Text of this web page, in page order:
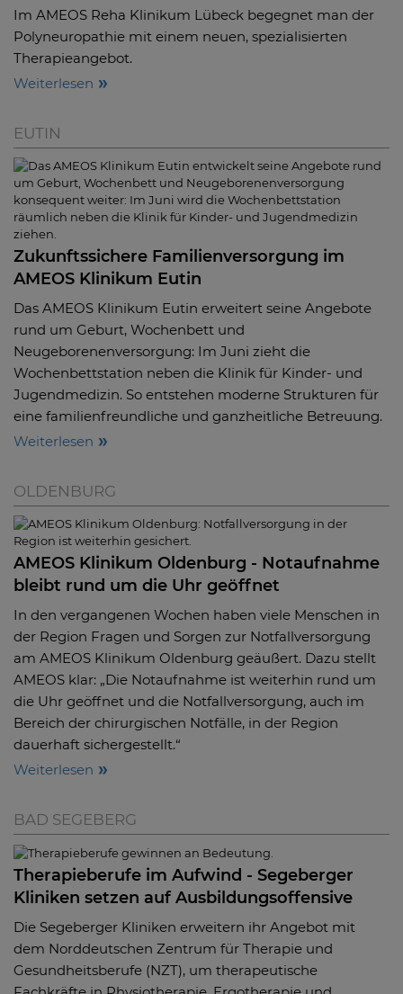
Im AMEOS Reha Klinikum Lübeck begegnet man der
Polyneuropathie mit einem neuen, spezialisierten
Therapieangebot.
Weiterlesen
EUTIN
Zukunftssichere Familienversorgung im
AMEOS Klinikum Eutin
Das AMEOS Klinikum Eutin erweitert seine Angebote
rund um Geburt, Wochenbett und
Neugeborenenversorgung: Im Juni zieht die
Wochenbettstation neben die Klinik für Kinder- und
Jugendmedizin. So entstehen moderne Strukturen für
eine familienfreundliche und ganzheitliche Betreuung.
Weiterlesen
OLDENBURG
AMEOS Klinikum Oldenburg - Notaufnahme
bleibt rund um die Uhr geöffnet
In den vergangenen Wochen haben viele Menschen in
der Region Fragen und Sorgen zur Notfallversorgung
am AMEOS Klinikum Oldenburg geäußert. Dazu stellt
AMEOS klar: „Die Notaufnahme ist weiterhin rund um
die Uhr geöffnet und die Notfallversorgung, auch im
Bereich der chirurgischen Notfälle, in der Region
dauerhaft sichergestellt.“
Weiterlesen
BAD SEGEBERG
Therapieberufe im Aufwind - Segeberger
Kliniken setzen auf Ausbildungsoffensive
Die Segeberger Kliniken erweitern ihr Angebot mit
dem Norddeutschen Zentrum für Therapie und
Gesundheitsberufe (NZT), um therapeutische